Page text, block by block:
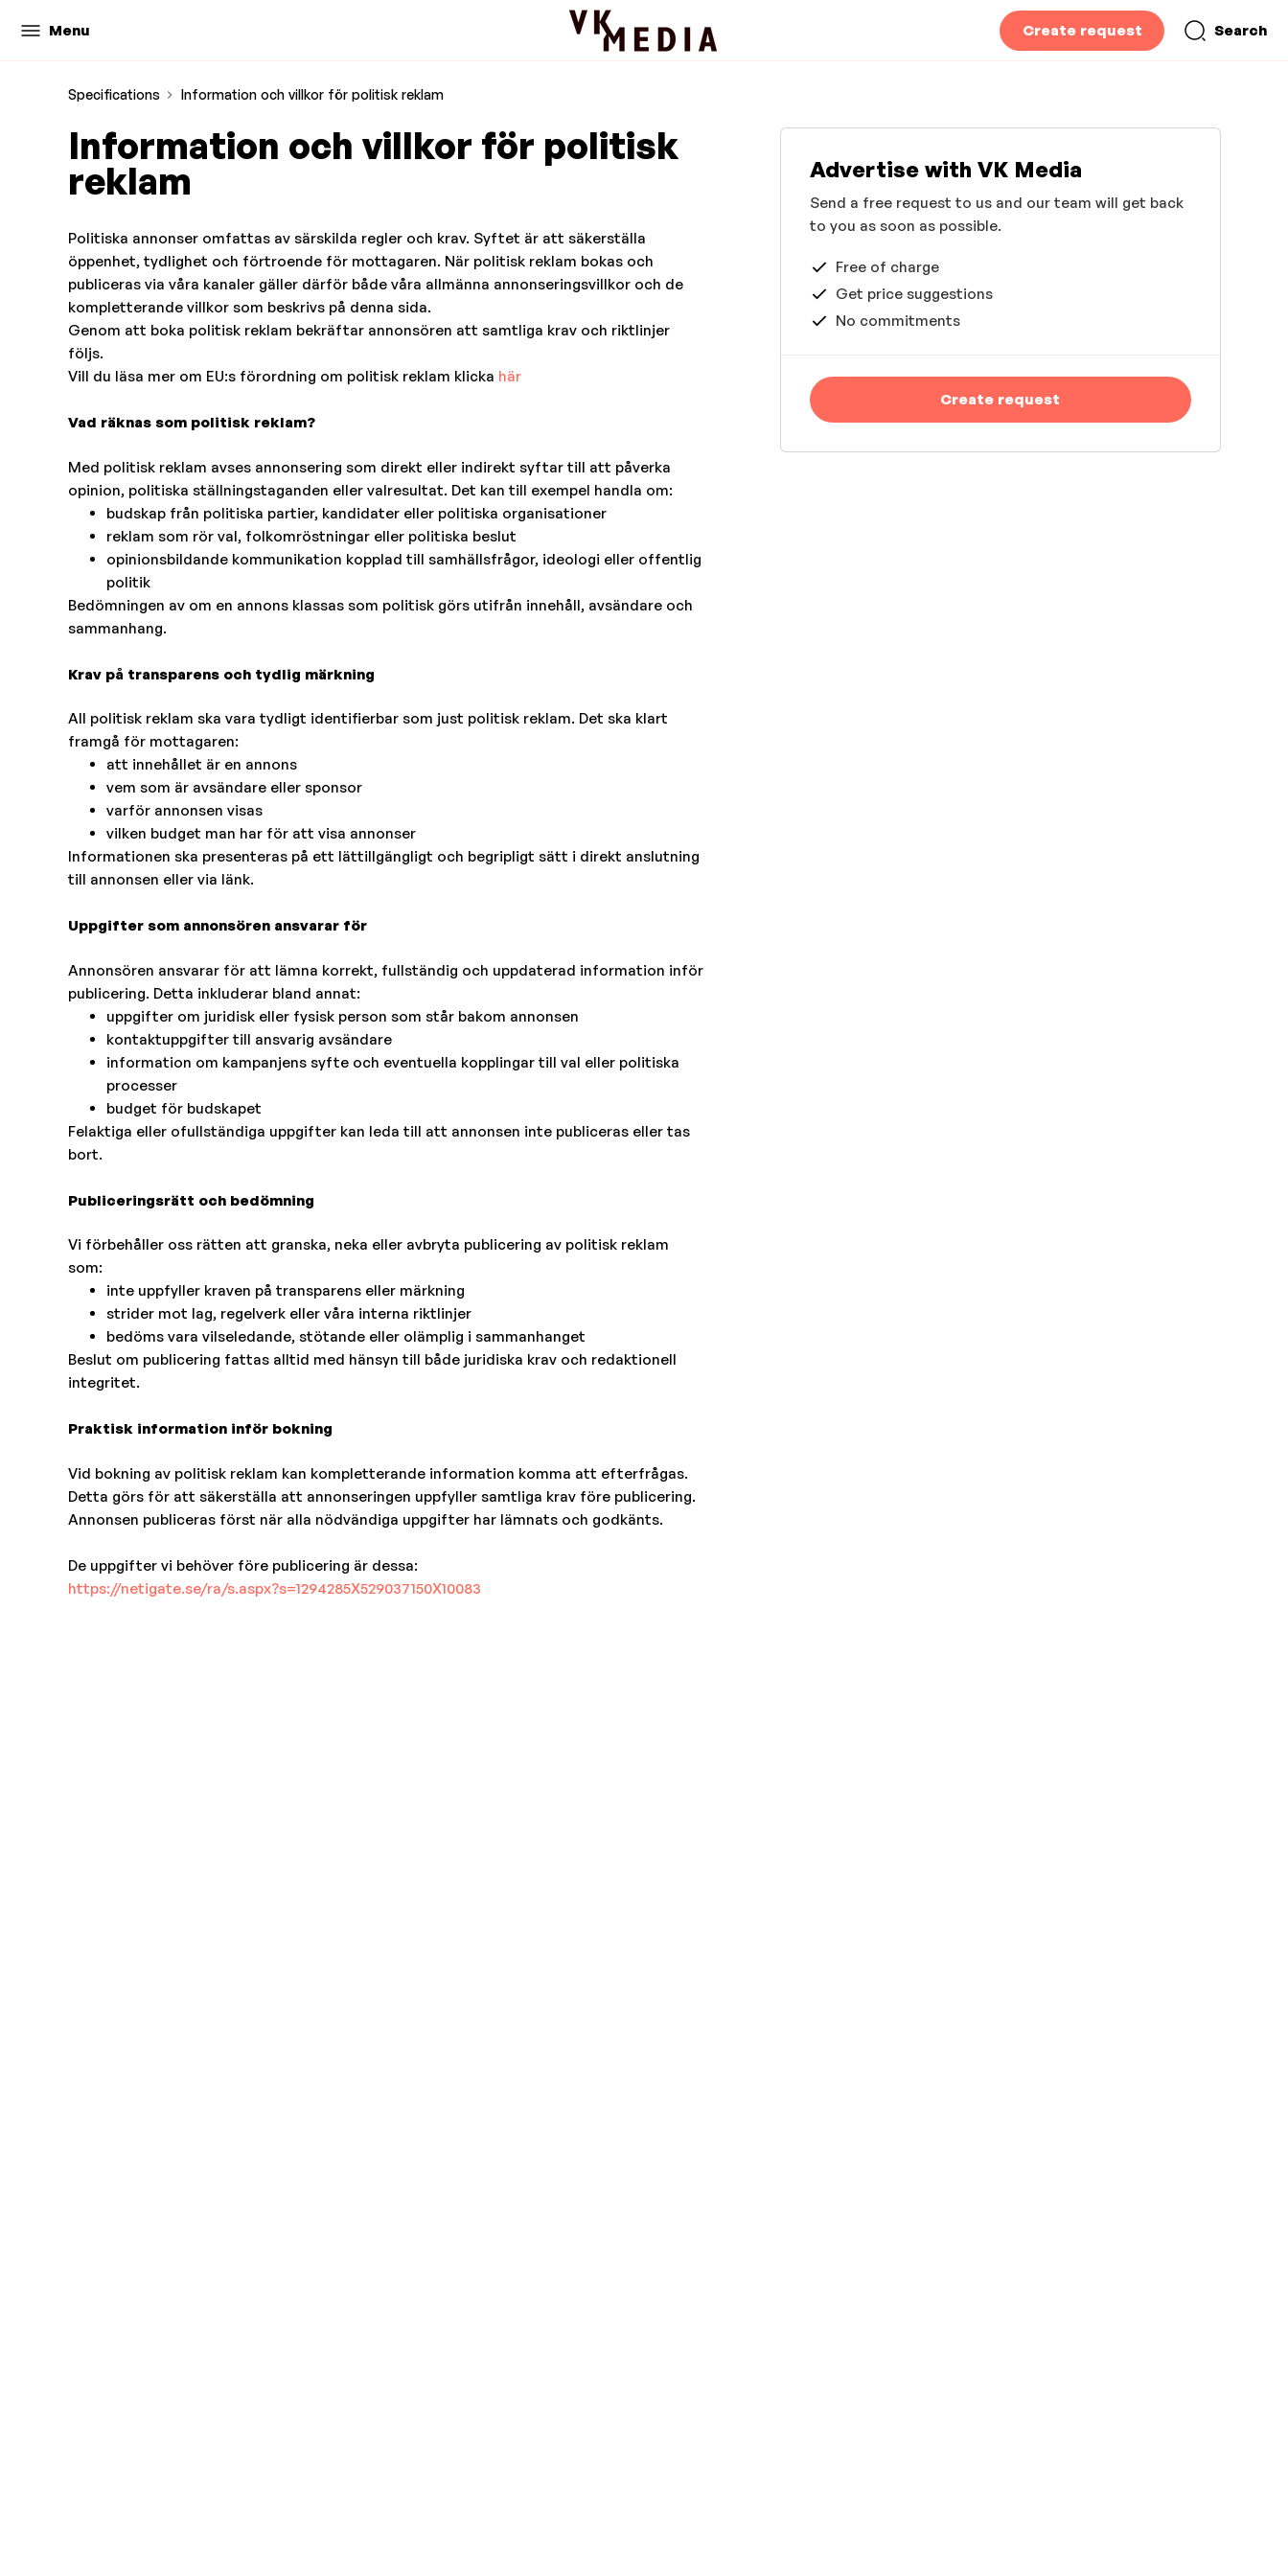
Menu Create request Search
Specifications Information och villkor för politisk reklam
Information och villkor för politisk
reklam
Politiska annonser omfattas av särskilda regler och krav. Syftet är att säkerställa
öppenhet, tydlighet och förtroende för mottagaren. När politisk reklam bokas och
publiceras via våra kanaler gäller därför både våra allmänna annonseringsvillkor och de
kompletterande villkor som beskrivs på denna sida.
Genom att boka politisk reklam bekräftar annonsören att samtliga krav och riktlinjer
följs.
Vill du läsa mer om EU:s förordning om politisk reklam klicka här
Vad räknas som politisk reklam?
Med politisk reklam avses annonsering som direkt eller indirekt syftar till att påverka
opinion, politiska ställningstaganden eller valresultat. Det kan till exempel handla om:
budskap från politiska partier, kandidater eller politiska organisationer
reklam som rör val, folkomröstningar eller politiska beslut
opinionsbildande kommunikation kopplad till samhällsfrågor, ideologi eller offentlig
politik
Bedömningen av om en annons klassas som politisk görs utifrån innehåll, avsändare och
sammanhang.
Krav på transparens och tydlig märkning
All politisk reklam ska vara tydligt identifierbar som just politisk reklam. Det ska klart
framgå för mottagaren:
att innehållet är en annons
vem som är avsändare eller sponsor
varför annonsen visas
vilken budget man har för att visa annonser
Informationen ska presenteras på ett lättillgängligt och begripligt sätt i direkt anslutning
till annonsen eller via länk.
Uppgifter som annonsören ansvarar för
Annonsören ansvarar för att lämna korrekt, fullständig och uppdaterad information inför
publicering. Detta inkluderar bland annat:
uppgifter om juridisk eller fysisk person som står bakom annonsen
kontaktuppgifter till ansvarig avsändare
information om kampanjens syfte och eventuella kopplingar till val eller politiska
processer
budget för budskapet
Felaktiga eller ofullständiga uppgifter kan leda till att annonsen inte publiceras eller tas
bort.
Publiceringsrätt och bedömning
Vi förbehåller oss rätten att granska, neka eller avbryta publicering av politisk reklam
som:
inte uppfyller kraven på transparens eller märkning
strider mot lag, regelverk eller våra interna riktlinjer
bedöms vara vilseledande, stötande eller olämplig i sammanhanget
Beslut om publicering fattas alltid med hänsyn till både juridiska krav och redaktionell
integritet.
Praktisk information inför bokning
Vid bokning av politisk reklam kan kompletterande information komma att efterfrågas.
Detta görs för att säkerställa att annonseringen uppfyller samtliga krav före publicering.
Annonsen publiceras först när alla nödvändiga uppgifter har lämnats och godkänts.
De uppgifter vi behöver före publicering är dessa:
https://netigate.se/ra/s.aspx?s=1294285X529037150X10083
Advertise with VK Media
Send a free request to us and our team will get back
to you as soon as possible.
Free of charge
Get price suggestions
No commitments
Create request